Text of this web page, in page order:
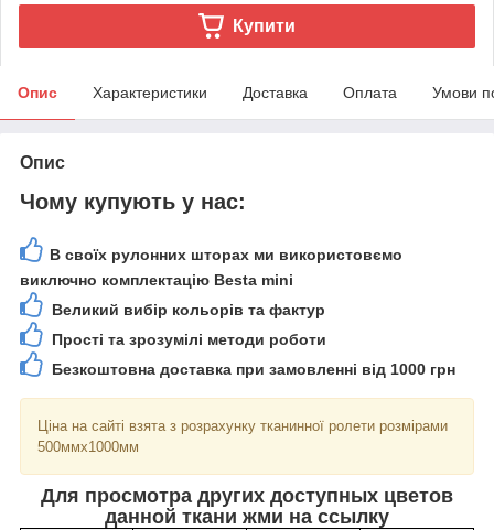
Купити
Опис Характеристики Доставка Оплата Умови
Опис
Чому купують у нас:
В своїх рулонних шторах ми використовємо
виключно комплектацію Besta mini
Великий вибір кольорів та фактур
Прості та зрозумілі методи роботи
Безкоштовна доставка при замовленні від 1000 грн
Ціна на сайті взята з розрахунку тканинної ролети розмірами
500ммх1000мм
Для просмотра других доступных цветов
данной ткани жми на ссылку